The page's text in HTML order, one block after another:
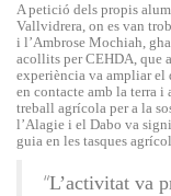
A petició dels propis
Vallvidrera, on es van
i l’Ambrose Mochiah,
acollits per CEHDA, que
experiència va ampliar el
en contacte amb la terra
treball agrícola per a la
l’Alagie i el Dabo va
guia en les tasques
“L’activitat va